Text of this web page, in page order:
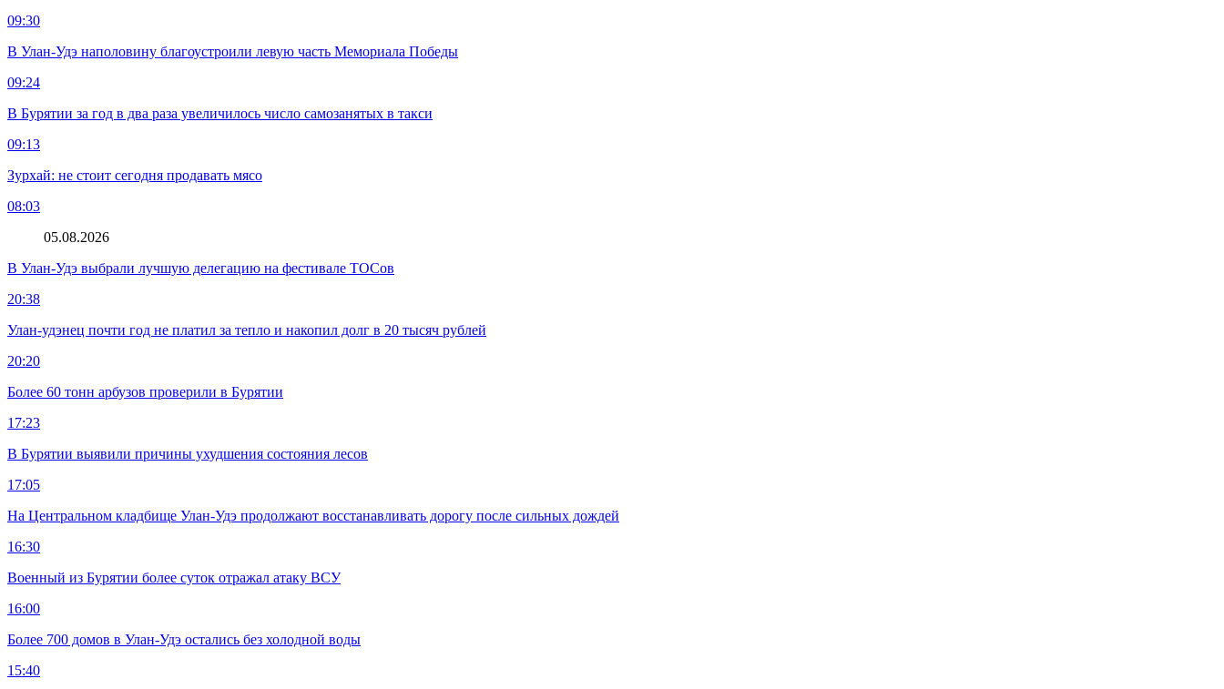
09:30
В Улан-Удэ наполовину благоустроили левую часть Мемориала Победы
09:24
В Бурятии за год в два раза увеличилось число самозанятых в такси
09:13
Зурхай: не стоит сегодня продавать мясо
08:03
05.08.2026
В Улан-Удэ выбрали лучшую делегацию на фестивале ТОСов
20:38
Улан-удэнец почти год не платил за тепло и накопил долг в 20 тысяч рублей
20:20
Более 60 тонн арбузов проверили в Бурятии
17:23
В Бурятии выявили причины ухудшения состояния лесов
17:05
На Центральном кладбище Улан-Удэ продолжают восстанавливать дорогу после сильных дождей
16:30
Военный из Бурятии более суток отражал атаку ВСУ
16:00
Более 700 домов в Улан-Удэ остались без холодной воды
15:40